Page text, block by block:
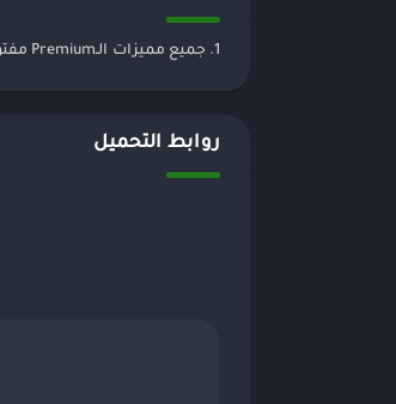
1. جميع مميزات الـPremium مفتوحة! 2. جميع الميزات المدفوعة (مفتوحه)
روابط التحميل